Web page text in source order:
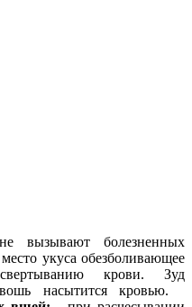
вызывают болезненных
укуса обезболивающее
крови. Зуд
насытится кровью.